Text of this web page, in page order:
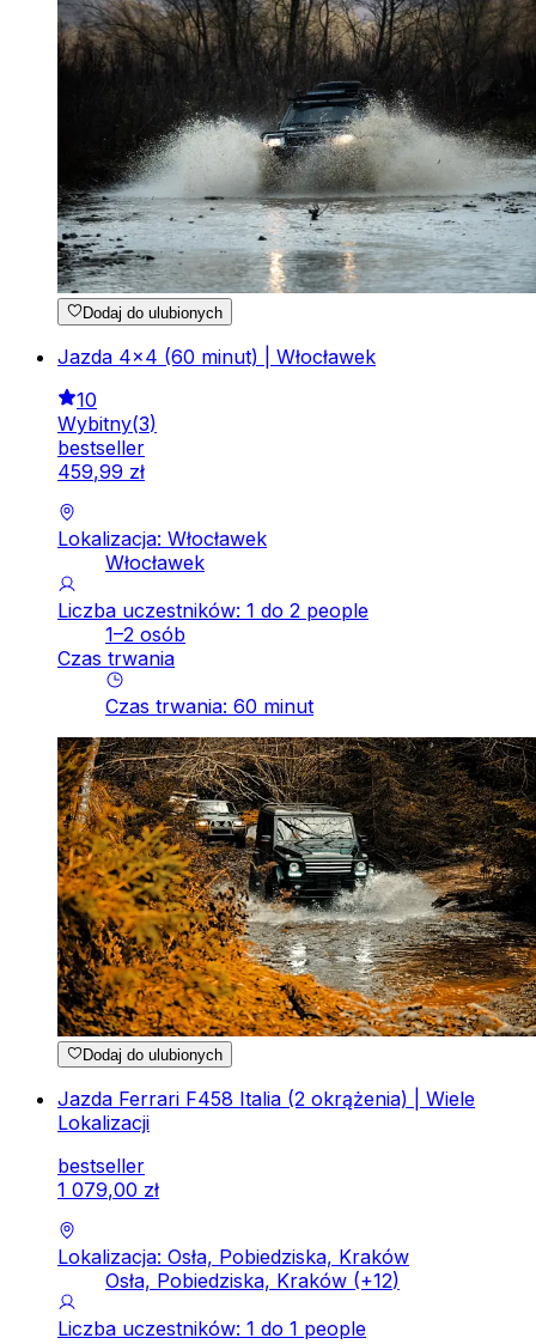
Dodaj do ulubionych
Jazda 4x4 (60 minut) | Włocławek
10
Wybitny(3)
bestseller
459,99 zł
Lokalizacja: Włocławek
Włocławek
Liczba uczestników: 1 do 2 people
1–2 osób
Czas trwania
Czas trwania: 60 minut
Dodaj do ulubionych
Jazda Ferrari F458 Italia (2 okrążenia) | Wiele
Lokalizacji
bestseller
1 079,00 zł
Lokalizacja: Osła, Pobiedziska, Kraków
Osła, Pobiedziska, Kraków (+12)
Liczba uczestników: 1 do 1 people